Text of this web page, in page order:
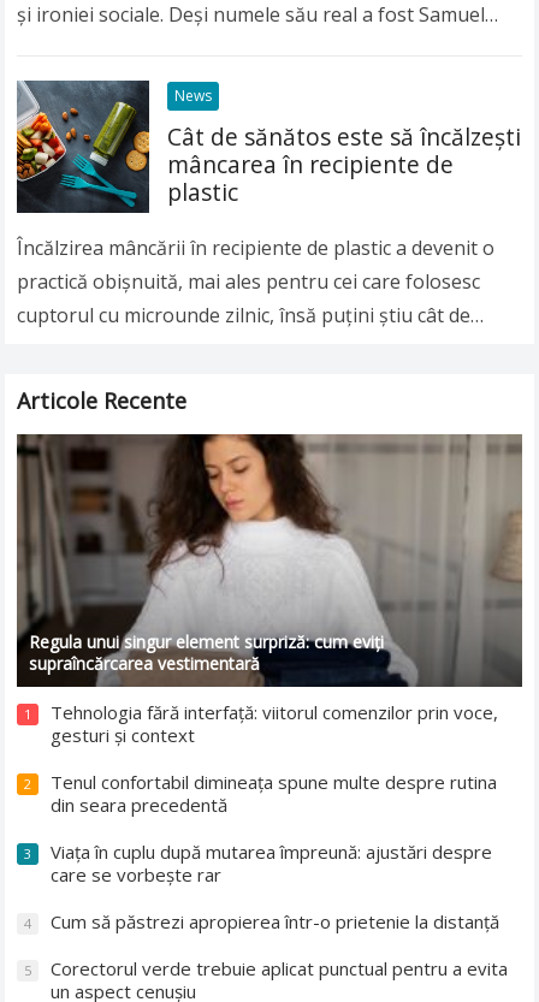
și ironiei sociale. Deși numele său real a fost Samuel
News
Cât de sănătos este să încălzeşti
mâncarea în recipiente de
plastic
Încălzirea mâncării în recipiente de plastic a devenit o
practică obişnuită, mai ales pentru cei care folosesc
cuptorul cu microunde zilnic, însă puţini ştiu cât de
Articole Recente
Regula unui singur element surpriză: cum eviți
supraîncărcarea vestimentară
1
Tehnologia fără interfață: viitorul comenzilor prin voce,
gesturi și context
2
Tenul confortabil dimineața spune multe despre rutina
din seara precedentă
3
Viața în cuplu după mutarea împreună: ajustări despre
care se vorbește rar
4 Cum să păstrezi apropierea într-o prietenie la distanță
5
Corectorul verde trebuie aplicat punctual pentru a evita
un aspect cenușiu